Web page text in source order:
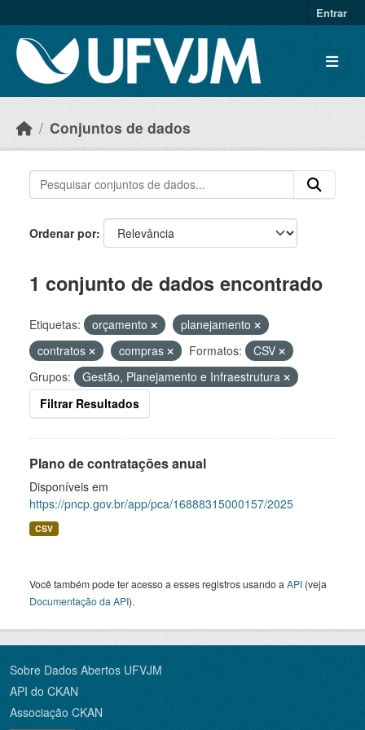
Entrar
Conjuntos de dados
Ordenar por
1 conjunto de dados encontrado
Etiquetas: orçamento
planejamento
contratos
compras Formatos:
CSV
Grupos:
Gestão, Planejamento e Infraestrutura
Filtrar Resultados
Plano de contratações anual
Disponíveis em
https://pncp.gov.br/app/pca/16888315000157/2025
CSV
Você também pode ter acesso a esses registros usando a API (veja
Documentação da API).
Sobre Dados Abertos UFVJM
API do CKAN
Associação CKAN